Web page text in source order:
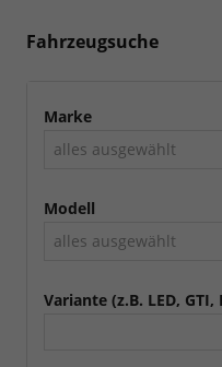
Fahrzeugsuche
Marke
alles ausgewählt
Modell
alles ausgewählt
Variante (z.B. LED, GTI,